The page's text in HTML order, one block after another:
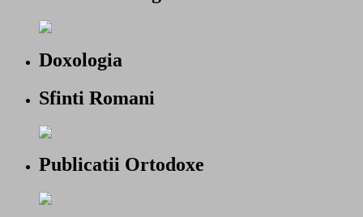
Doxologia
Sfinti Romani
Publicatii Ortodoxe